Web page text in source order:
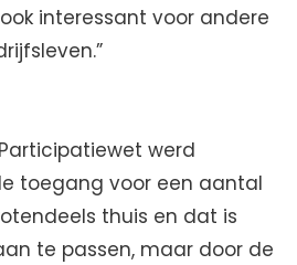
interessant voor andere
werd
toegang voor een aantal
thuis en dat is
te passen, maar door de